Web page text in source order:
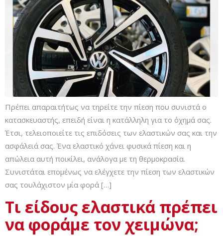
Πρέπει απαραιτήτως να τηρείτε την πίεση που συνιστά ο
κατασκευαστής, επειδή είναι η κατάλληλη για το όχημά σας.
Έτσι, τελειοποιείτε τις επιδόσεις των ελαστικών σας και την
ασφάλειά σας. Ένα ελαστικό χάνει φυσικά πίεση και η
απώλεια αυτή ποικίλει, ανάλογα με τη θερμοκρασία.
Συνιστάται επομένως να ελέγχετε την πίεση των ελαστικών
σας τουλάχιστον μία φορά […]
Τι είδους ελαστικά πρέπει
να φοράμε τον χειμώνα;